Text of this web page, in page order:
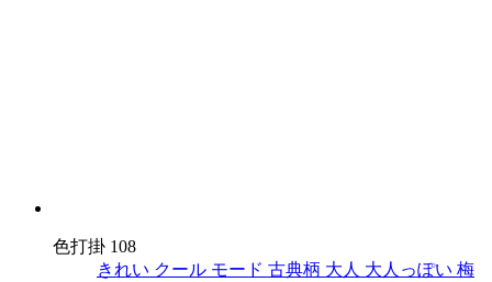
色打掛 108
きれい クール モード 古典柄 大人 大人っぽい 梅